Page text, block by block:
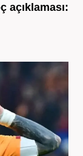
açıklaması: